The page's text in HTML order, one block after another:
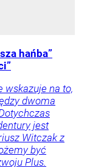
hańba”
wskazuje na to,
dwoma
jest
Witczak z
być
Plus.